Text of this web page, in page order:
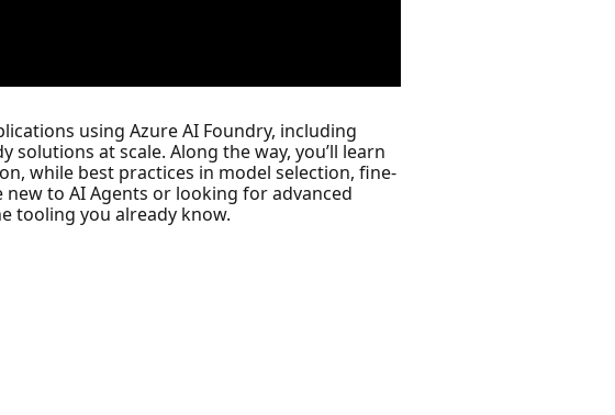
using Azure AI Foundry, including
at scale. Along the way, you’ll learn
while best practices in model selection, fine-
to AI Agents or looking for advanced
tooling you already know.